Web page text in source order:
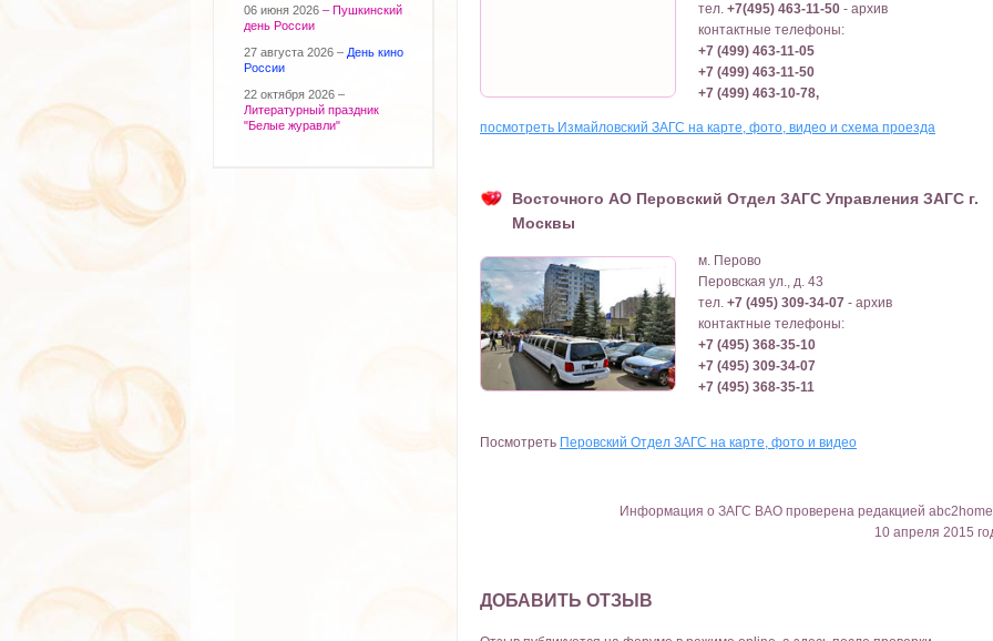
06 июня 2026 – Пушкинский
день России
27 августа 2026 – День кино
России
22 октября 2026 –
Литературный праздник
"Белые журавли"
тел. +7(495) 463-11-50 - архив
контактные телефоны:
+7 (499) 463-11-05
+7 (499) 463-11-50
+7 (499) 463-10-78,
посмотреть Измайловский ЗАГС на карте, фото, видео и схема проезда
Восточного АО Перовский Отдел ЗАГС Управления ЗАГС г.
Москвы
м. Перово
Перовская ул., д. 43
тел. +7 (495) 309-34-07 - архив
контактные телефоны:
+7 (495) 368-35-10
+7 (495) 309-34-07
+7 (495) 368-35-11
Посмотреть Перовский Отдел ЗАГС на карте, фото и видео
Информация о ЗАГС ВАО проверена редакцией
10 апреля 2015
ДОБАВИТЬ ОТЗЫВ